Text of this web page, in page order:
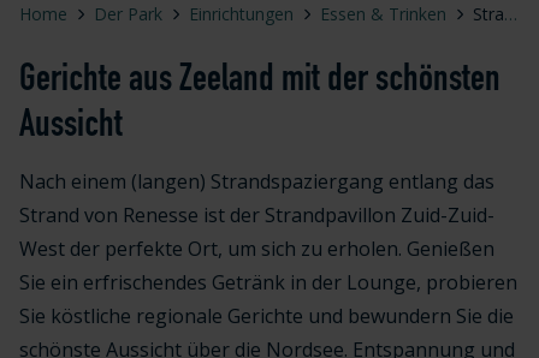
Home Der Park Einrichtungen Essen & Trinken Strandpavillon Zuid-Zuid-West
Gerichte aus Zeeland mit der schönsten
Aussicht
Nach einem (langen) Strandspaziergang entlang das
Strand von Renesse ist der Strandpavillon Zuid-Zuid-
West der perfekte Ort, um sich zu erholen. Genießen
Sie ein erfrischendes Getränk in der Lounge, probieren
Sie köstliche regionale Gerichte und bewundern Sie die
schönste Aussicht über die Nordsee. Entspannung und